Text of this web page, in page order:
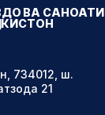
ВА САНОАТИ
734012, ш.
21